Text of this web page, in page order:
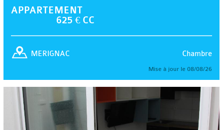
APPARTEMENT
625 € CC
Chambre
MERIGNAC
Mise à jour le 08/08/26